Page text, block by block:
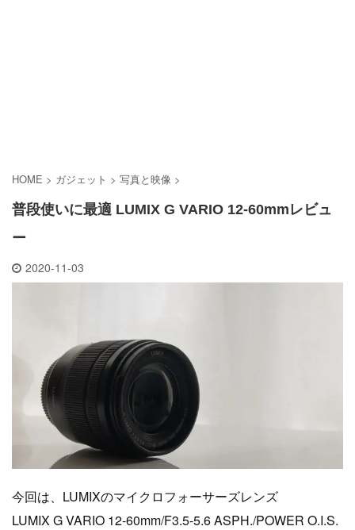
HOME > ガジェット > 写真と映像 >
普段使いに最適 LUMIX G VARIO 12-60mmレビュ
ー
2020-11-03
今回は、LUMIXのマイクロフォーサーズレンズ
LUMIX G VARIO 12-60mm/F3.5-5.6 ASPH./POWER O.I.S.